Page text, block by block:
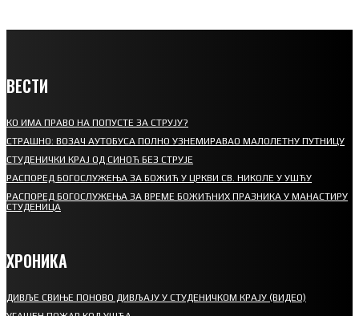
ВЕСТИ
КО ИМА ПРАВО НА ПОПУСТЕ ЗА СТРУЈУ?
СТРАШНО: ВОЗАЧ АУТОБУСА ПОЛНО УЗНЕМИРАВАО МАЛОЛЕТНУ ПУТНИЦУ
СТУДЕНИЧКИ КРАЈ ОД СИНОЋ БЕЗ СТРУЈЕ
РАСПОРЕД БОГОСЛУЖЕЊА ЗА БОЖИЋ У ЦРКВИ СВ. НИКОЛЕ У УШЋУ
РАСПОРЕД БОГОСЛУЖЕЊА ЗА ВРЕМЕ БОЖИЋНИХ ПРАЗНИКА У МАНАСТИРУ
СТУДЕНИЦА
ХРОНИКА
ДИВЉЕ СВИЊЕ ПОНОВО ДИВЉАЈУ У СТУДЕНИЧКОМ КРАЈУ (ВИДЕО)